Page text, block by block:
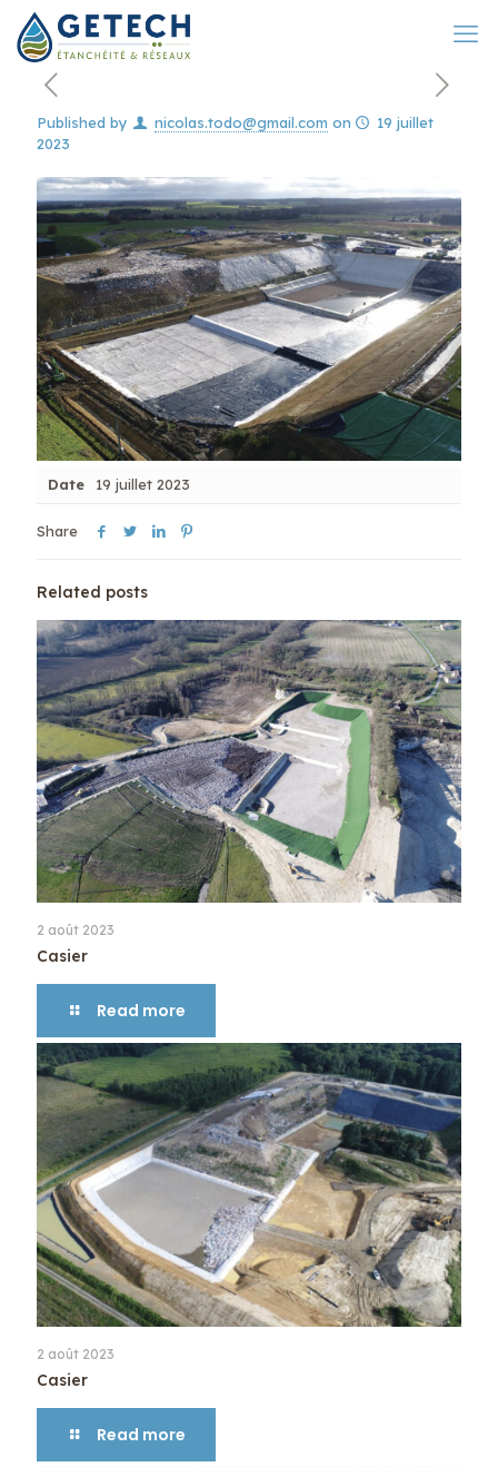
Published by nicolas.todo@gmail.com on
19 juillet
2023
Date 19 juillet 2023
Share
Related posts
2 août 2023
Casier
Read more
2 août 2023
Casier
Read more